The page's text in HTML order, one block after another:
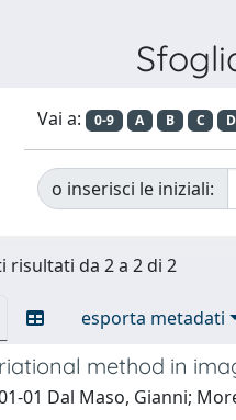
Vai a: 0-9 A B C D
o inserisci le iniziali:
risultati da 2 a 2 di 2
esporta metadati
method in
01 Dal Maso, Gianni;